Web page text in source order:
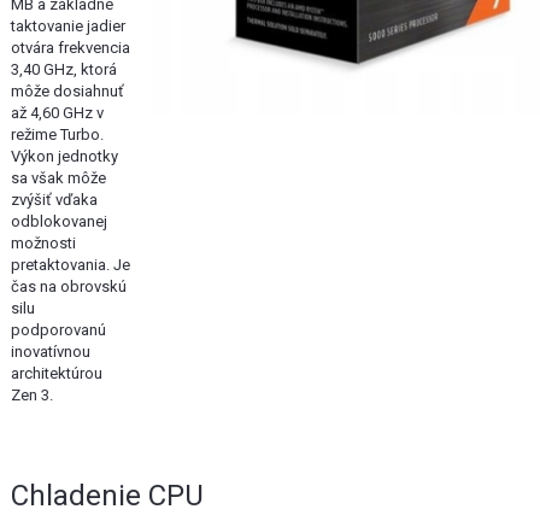
MB a základné
taktovanie jadier
otvára frekvencia
3,40 GHz, ktorá
môže dosiahnuť
až 4,60 GHz v
režime Turbo.
Výkon jednotky
sa však môže
zvýšiť vďaka
odblokovanej
možnosti
pretaktovania. Je
čas na obrovskú
silu
podporovanú
inovatívnou
architektúrou
Zen 3.
Chladenie CPU